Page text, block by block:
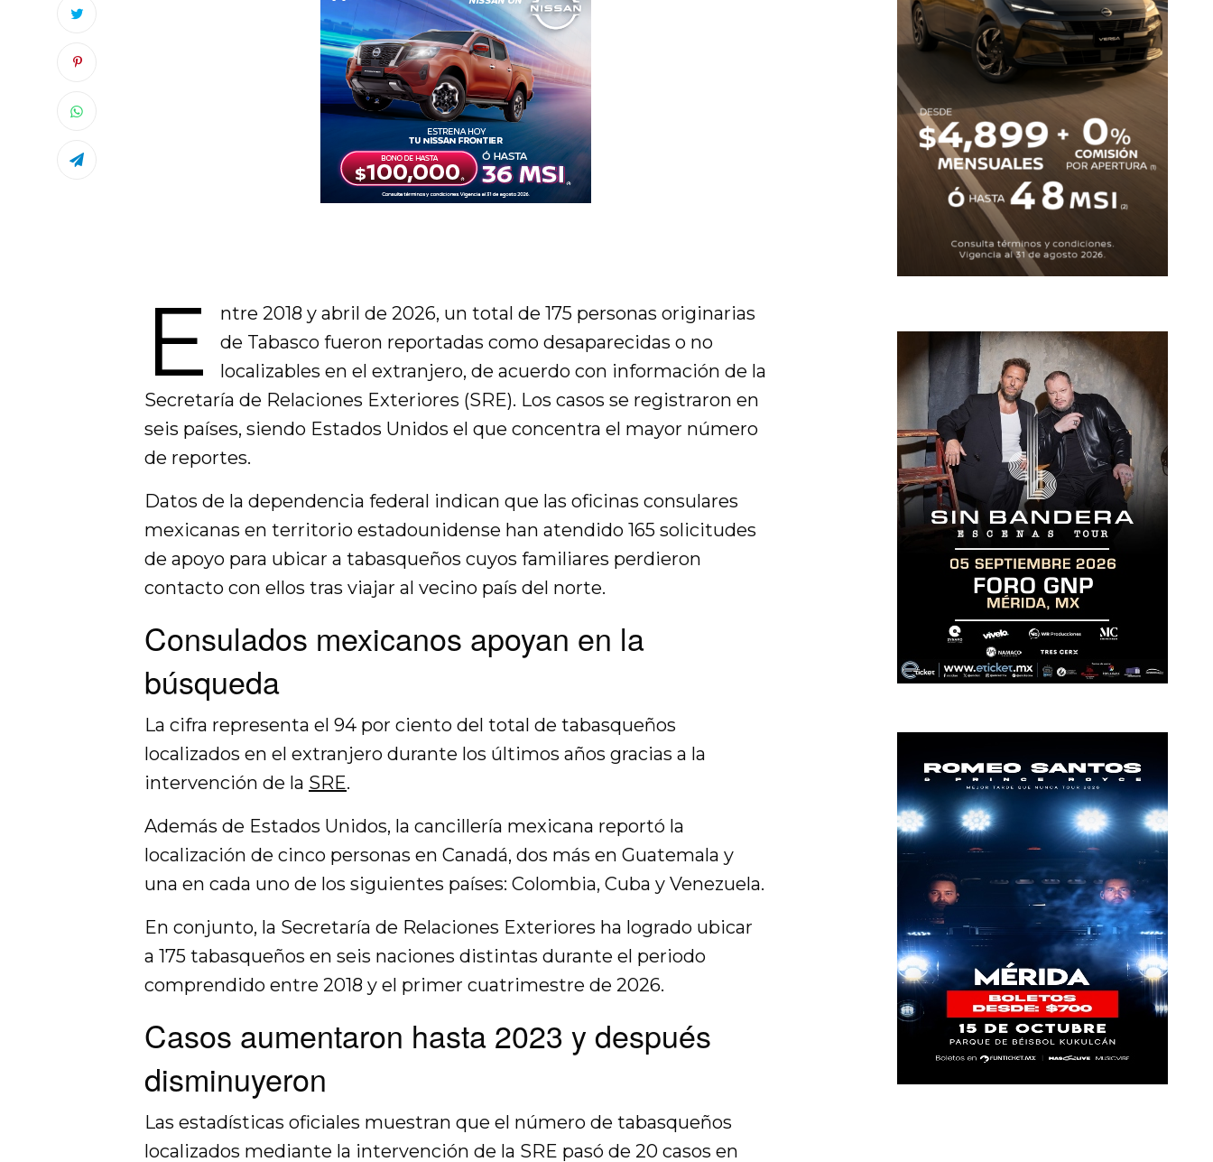
E
ntre 2018 y abril de 2026, un total de 175 personas originarias
de Tabasco fueron reportadas como desaparecidas o no
localizables en el extranjero, de acuerdo con información de la
Secretaría de Relaciones Exteriores (SRE). Los casos se registraron en
seis países, siendo Estados Unidos el que concentra el mayor número
de reportes.
Datos de la dependencia federal indican que las oficinas consulares
mexicanas en territorio estadounidense han atendido 165 solicitudes
de apoyo para ubicar a tabasqueños cuyos familiares perdieron
contacto con ellos tras viajar al vecino país del norte.
Consulados mexicanos apoyan en la
búsqueda
La cifra representa el 94 por ciento del total de tabasqueños
localizados en el extranjero durante los últimos años gracias a la
intervención de la SRE.
Además de Estados Unidos, la cancillería mexicana reportó la
localización de cinco personas en Canadá, dos más en Guatemala y
una en cada uno de los siguientes países: Colombia, Cuba y Venezuela.
En conjunto, la Secretaría de Relaciones Exteriores ha logrado ubicar
a 175 tabasqueños en seis naciones distintas durante el periodo
comprendido entre 2018 y el primer cuatrimestre de 2026.
Casos aumentaron hasta 2023 y después
disminuyeron
Las estadísticas oficiales muestran que el número de tabasqueños
localizados mediante la intervención de la SRE pasó de 20 casos en